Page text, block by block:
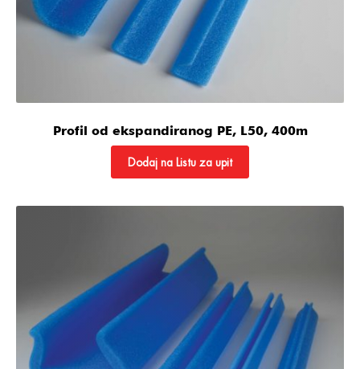
Profil od ekspandiranog PE, L50, 400m
Dodaj na Listu za upit